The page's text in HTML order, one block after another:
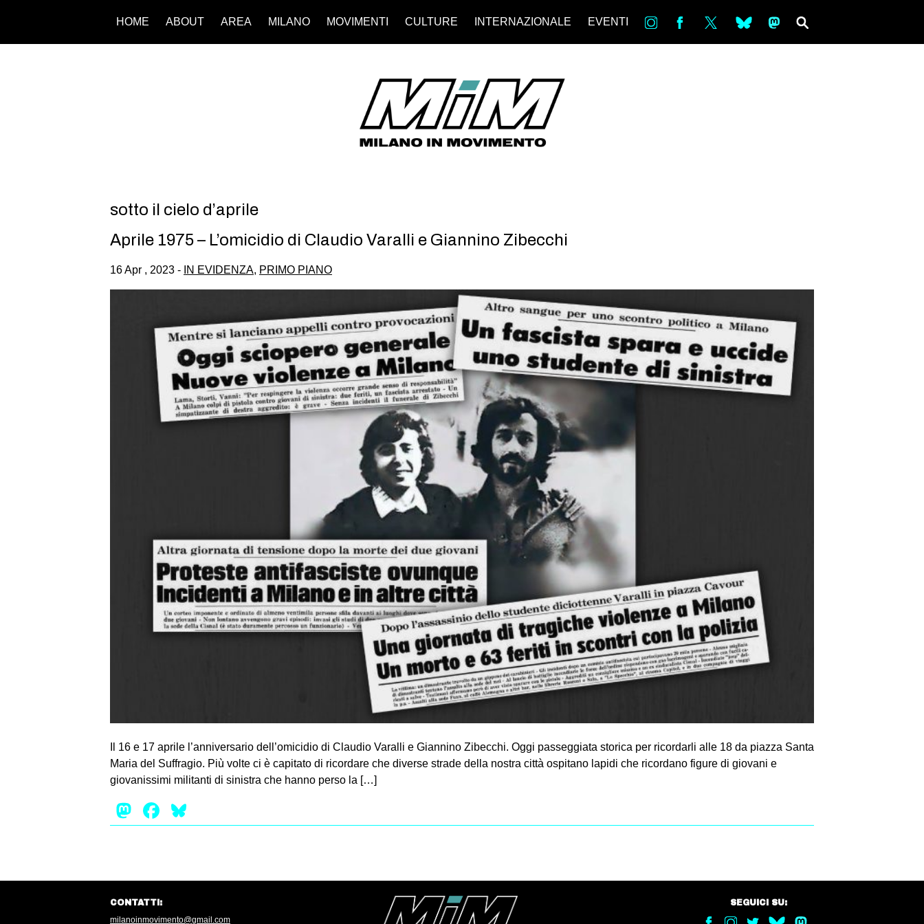
HOME ABOUT AREA MILANO MOVIMENTI CULTURE INTERNAZIONALE EVENTI in bsky ms
sotto il cielo d’aprile
Aprile 1975 – L’omicidio di Claudio Varalli e Giannino Zibecchi
16 Apr , 2023 - IN EVIDENZA, PRIMO PIANO
Il 16 e 17 aprile l’anniversario dell’omicidio di Claudio Varalli e Giannino Zibecchi. Oggi passeggiata storica per ricordarli alle 18 da piazza Santa
Maria del Suffragio. Più volte ci è capitato di ricordare che diverse strade della nostra città ospitano lapidi che ricordano figure di giovani e
giovanissimi militanti di sinistra che hanno perso la […]
Mastodon
Facebook
CONTATTI:
milanoinmovimento@gmail.com
SEGUICI SU: